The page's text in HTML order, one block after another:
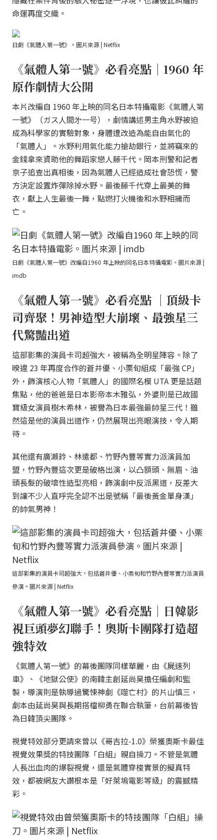
命運再度交織。
日劇《氣體人第一號》。圖片來源 | Netflix
《氣體人第一號》必看亮點｜1960 年
原作劇情大公開
本片改編自 1960 年上映的同名日本特攝電影《氣體人第
一號》（ガス人間㐧一号），劇情講述男主角水野被迫
成為科學家的實驗對象，身體遭改造為能自由氣化的
「氣體人」。水野利用氣化能力搶劫銀行，並將竊來的
金錢拿來資助他的舞蹈家戀人藤千代。岡本刑警和記者
京子追查出真相後，因為氣體人已經造成社會恐慌，警
方決定設置炸彈除掉水野。最後藤千代穿上最美的舞
衣，獻上人生最後一舞，點燃打火機後和水野相擁而
亡。
日劇《氣體人第一號》改編自1960 年上映的同名日本特攝電影。圖片來源 |
imdb
《氣體人第一號》必看亮點 ｜頂級卡
司齊聚！男神造型大崩壞、最強星三
代驚豔出道
這部影集的演員卡司超強大，被稱為全明星陣容。除了
暌違 23 年再度合作的蒼井優、小栗旬組成「最強 CP」
外，飾演核心人物「氣體人」的國際名模 UTA 更是話題
焦點，他的爸爸是日本影帝本木雅弘，外婆則是已故國
寶級女演員樹木希林，被譽為日本最強最帥星三代！雖
然這是他的演員出道作，仍然展現出亮眼演技，令人期
待。
其他還有廣瀨鈴、林遣都、竹野內豐等實力派演員加
盟，竹野內豐這次更是破格出演，以凸額頭、無眉、油
頭長髮的破壞性造型亮相，飾演劇中反派黑道，反差大
到讓不少人直呼完全認不出是號稱「最後黃金單身漢」
的帥氣男神！
這部影集的演員卡司超強大，包括蒼井優、小栗旬和竹野內豐等實力派演員
參演。圖片來源 | Netflix
《氣體人第一號》必看亮點｜日韓影
視巨頭夢幻聯手！奧斯卡團隊打造超
強特效
《氣體人第一號》的幕後團隊同樣華麗，由《屍速列
車》、《地獄公使》的南韓主創延尚昊擔任編劇和監
製，導演則是執導過驚悚神劇《噬亡村》的片山慎三，
劇本由延尚昊與長期搭檔柳勇在聯合執筆，台前幕後皆
為日韓頂尖團隊。
視覺特效部分更請來曾以《哥吉拉-1.0》榮獲奧斯卡最佳
視覺效果獎的特技團隊「白組」親自操刀。不管是氣體
人長出血肉的爆裂視覺，還是氣體穿梭實景的擬真特
效，都被網友大讚根本是「好萊塢電影等級」的震撼精
彩。